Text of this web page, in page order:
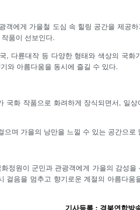
객에게 가을철 도심 속 힐링 공간을 제공
품이 선보인다.
, 다륜대작 등 다양한 형태와 색상의 국화
와 아름다움을 동시에 즐길 수 있다.
국화 작품으로 화려하게 장식되면서, 일
으며 가을의 낭만을 느낄 수 있는 공간으로
정원이 군민과 관광객에게 가을의 감성
걸음을 멈추고 향기로운 계절의 아름다
기사등록 : 경북연합